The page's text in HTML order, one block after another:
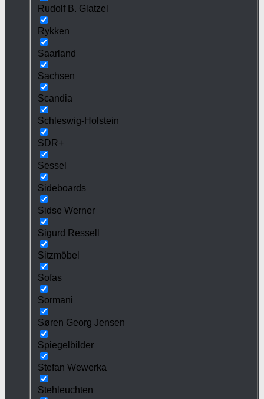
Rudolf B. Glatzel
Rykken
Saarland
Sachsen
Scandia
Schleswig-Holstein
SDR+
Sessel
Sideboards
Sidse Werner
Sigurd Ressell
Sitzmöbel
Sofas
Sormani
Søren Georg Jensen
Spiegelbilder
Stefan Wewerka
Stehleuchten